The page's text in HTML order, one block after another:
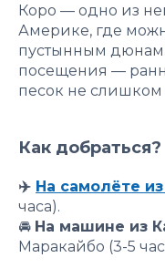
Коро — одно из
Америке, где
пустынным
посещения —
песок не слишком
Как добраться?
✈️ На самолёте
часа).
🚘 На машине из
Маракайбо (3-5